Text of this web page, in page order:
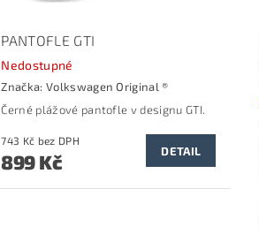
PANTOFLE GTI
Nedostupné
Značka: Volkswagen Original ®
Černé plážové pantofle v designu GTI.
743 Kč bez DPH
899 Kč DETAIL